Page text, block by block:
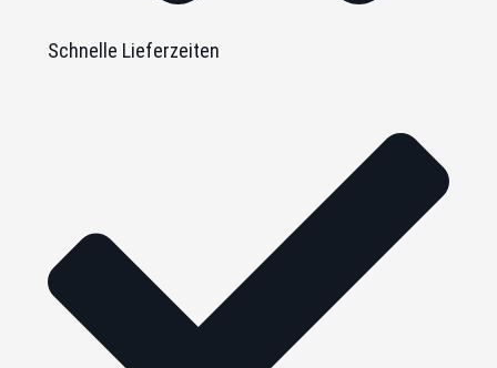
Schnelle Lieferzeiten